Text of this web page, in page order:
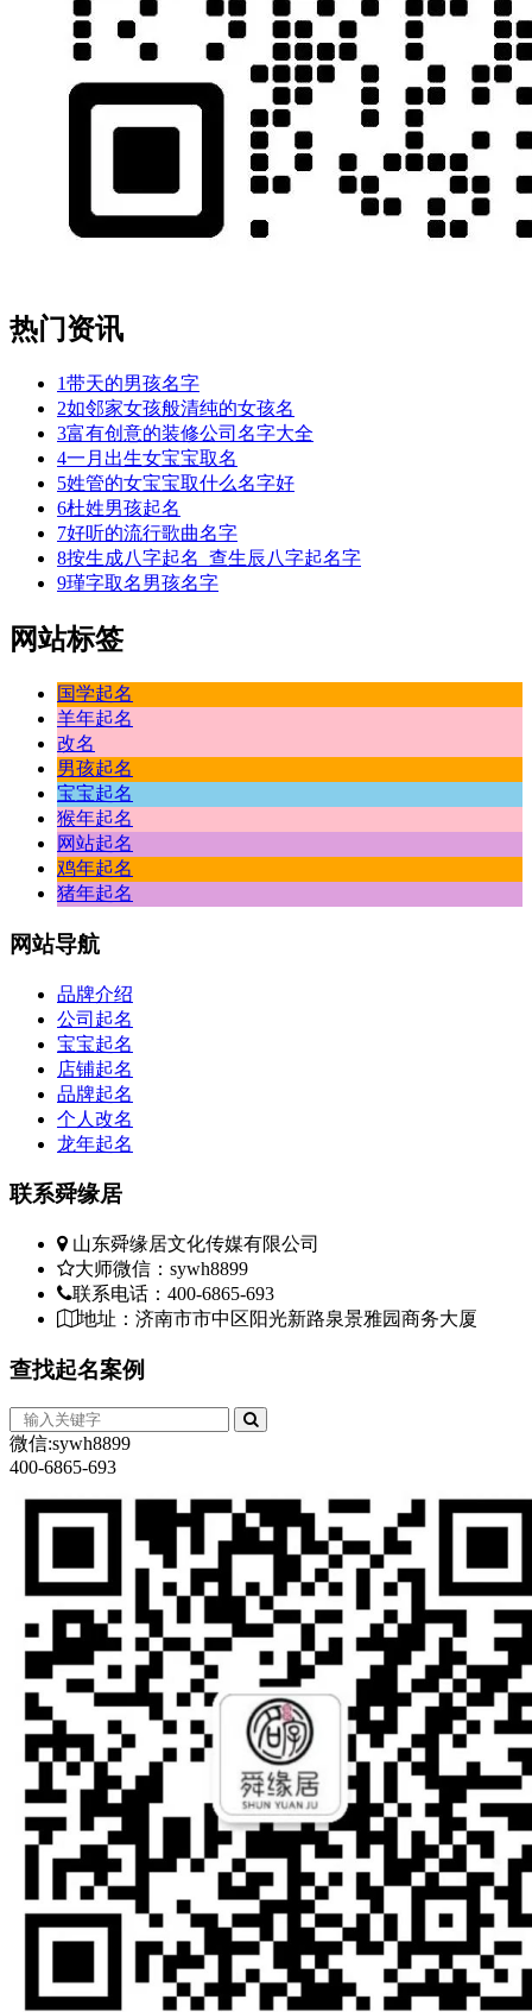
热门资讯
1带天的男孩名字
2如邻家女孩般清纯的女孩名
3富有创意的装修公司名字大全
4一月出生女宝宝取名
5姓管的女宝宝取什么名字好
6杜姓男孩起名
7好听的流行歌曲名字
8按生成八字起名_查生辰八字起名字
9瑾字取名男孩名字
网站标签
国学起名
羊年起名
改名
男孩起名
宝宝起名
猴年起名
网站起名
鸡年起名
猪年起名
网站导航
品牌介绍
公司起名
宝宝起名
店铺起名
品牌起名
个人改名
龙年起名
联系舜缘居
山东舜缘居文化传媒有限公司
大师微信：sywh8899
联系电话：400-6865-693
地址：济南市市中区阳光新路泉景雅园商务大厦
查找起名案例
微信:sywh8899
400-6865-693